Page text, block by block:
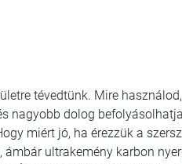
tévedtünk. Mire
nagyobb dolog
miért jó, ha érezzük a
ultrakemény karbon